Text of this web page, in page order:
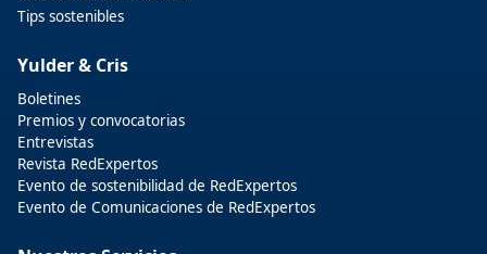
Tips sostenibles
Yulder & Cris
Boletines
Premios y convocatorias
Entrevistas
Revista RedExpertos
Evento de sostenibilidad de RedExpertos
Evento de Comunicaciones de RedExpertos